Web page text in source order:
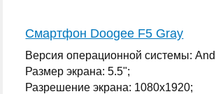
Смартфон Doogee F5 Gray
Версия операционной системы:
Размер экрана: 5.5";
Разрешение экрана: 1080x1920;